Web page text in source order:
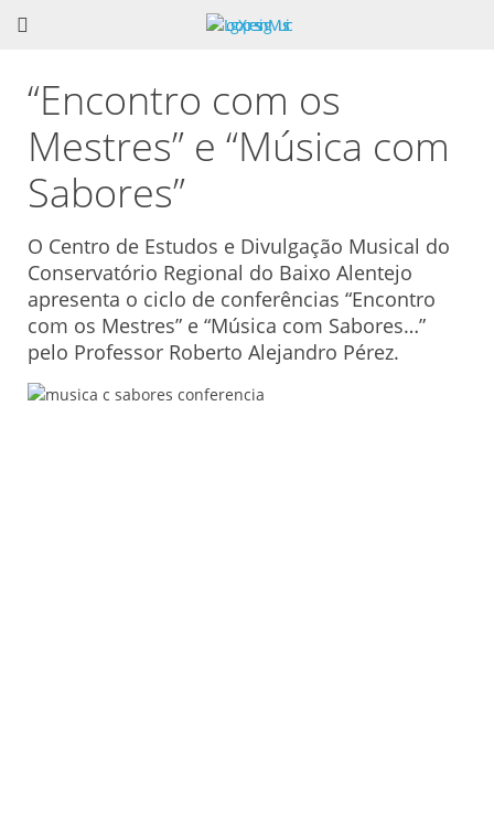
“Encontro com os
Mestres” e “Música com
Sabores”
O Centro de Estudos e Divulgação Musical do
Conservatório Regional do Baixo Alentejo
apresenta o ciclo de conferências “Encontro
com os Mestres” e “Música com Sabores…”
pelo Professor Roberto Alejandro Pérez.